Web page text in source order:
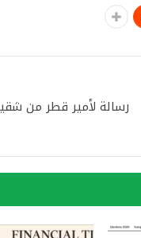
رسالة لأمير قطر من